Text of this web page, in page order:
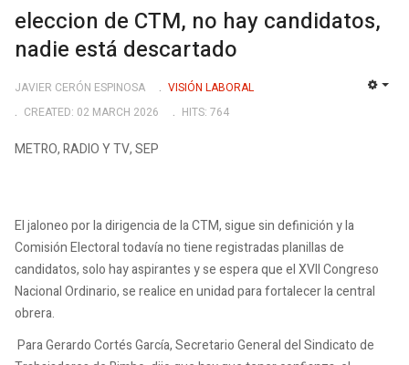
eleccion de CTM, no hay candidatos,
nadie está descartado
JAVIER CERÓN ESPINOSA
VISIÓN LABORAL
CREATED: 02 MARCH 2026
HITS: 764
METRO, RADIO Y TV, SEP
El jaloneo por la dirigencia de la CTM, sigue sin definición y la
Comisión Electoral todavía no tiene registradas planillas de
candidatos, solo hay aspirantes y se espera que el XVII Congreso
Nacional Ordinario, se realice en unidad para fortalecer la central
obrera.
Para Gerardo Cortés García, Secretario General del Sindicato de